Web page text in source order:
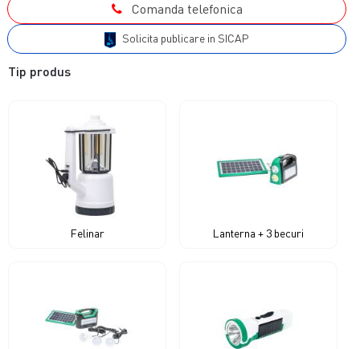
Comanda telefonica
Solicita publicare in SICAP
Tip produs
Felinar Lanterna + 3 becuri